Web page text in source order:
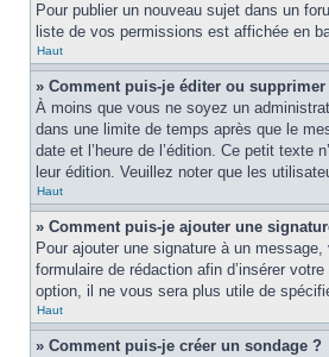
Pour publier un nouveau sujet dans un
liste de vos permissions est affichée en
Haut
» Comment puis-je éditer ou supprimer
À moins que vous ne soyez un
dans une limite de temps après que le
date et l’heure de l’édition. Ce petit texte
leur édition. Veuillez noter que les
Haut
» Comment puis-je ajouter une
Pour ajouter une signature à un
formulaire de rédaction afin d’insérer
option, il ne vous sera plus utile de
Haut
» Comment puis-je créer un sondage ?